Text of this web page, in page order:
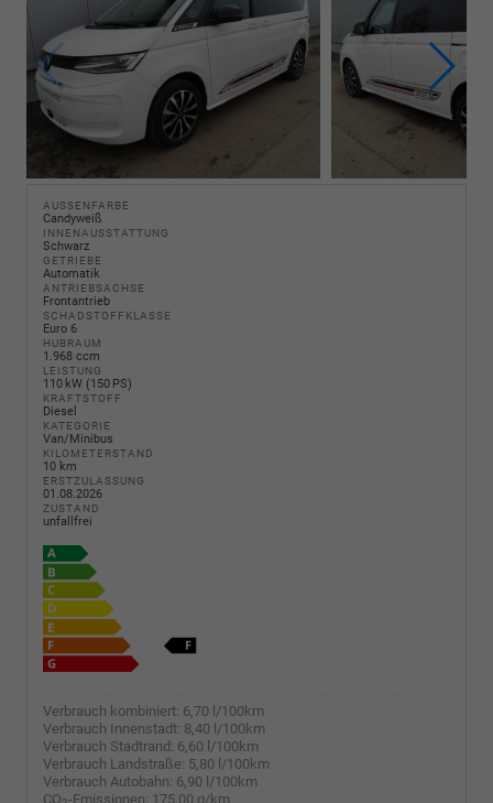
AUSSENFARBE
Candyweiß
INNENAUSSTATTUNG
Schwarz
GETRIEBE
Automatik
ANTRIEBSACHSE
Frontantrieb
SCHADSTOFFKLASSE
Euro 6
HUBRAUM
1.968 ccm
LEISTUNG
110 kW (150 PS)
KRAFTSTOFF
Diesel
KATEGORIE
Van/Minibus
KILOMETERSTAND
10 km
ERSTZULASSUNG
01.08.2026
ZUSTAND
unfallfrei
Verbrauch kombiniert: 6,70 l/100km
Verbrauch Innenstadt: 8,40 l/100km
Verbrauch Stadtrand: 6,60 l/100km
Verbrauch Landstraße: 5,80 l/100km
Verbrauch Autobahn: 6,90 l/100km
CO -Emissionen: 175,00 g/km